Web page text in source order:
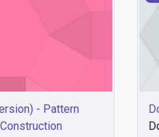
- Pattern